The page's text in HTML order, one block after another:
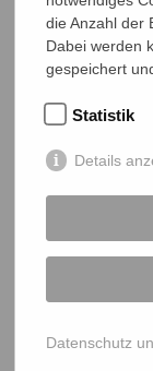
Telefon0641 - 26
die Anzahl der
Dabei werden
gespeichert
Statistik
Details
Datenschutz